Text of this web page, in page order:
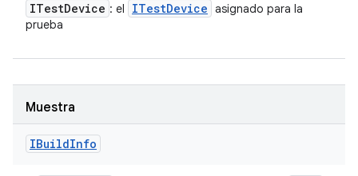
ITestDevice : el ITestDevice asignado para la
prueba
Muestra
IBuildInfo